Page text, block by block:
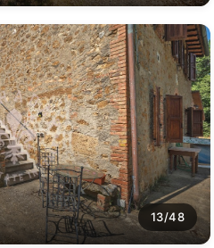
13/48